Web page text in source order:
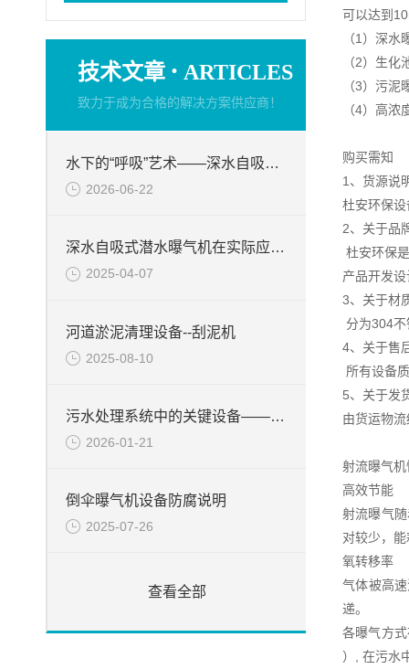
技术文章 · ARTICLES
致力于成为合格的解决方案供应商！
水下的“呼吸”艺术——深水自吸式潜水曝气机的技术原理与核心优势
2026-06-22
深水自吸式潜水曝气机在实际应用场景中的性能优势
2025-04-07
河道淤泥清理设备--刮泥机
2025-08-10
污水处理系统中的关键设备——硝化液回流泵
2026-01-21
倒伞曝气机设备防腐说明
2025-07-26
查看全部
可以达到
（1）深水
（2）生化
（3）污泥
（4）高
购买需知
1、货源说
杜安环保
2、关于品
杜安环保
产品开发
3、关于材
分为304
4、关于售
所有设备
5、关于发
由货运物
射流曝气
高效节能
射流曝气
对较少，
氧转移率
气体被高
递。
各曝气方
）, 在污水